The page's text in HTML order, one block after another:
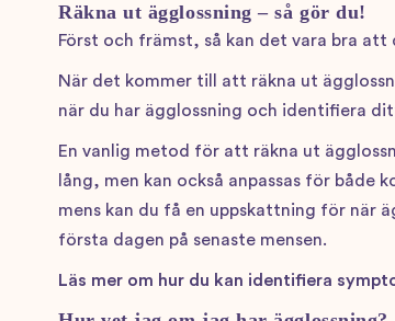
Räkna ut ägglossning–så gör du!
Först och främst, så kan det vara bra
När det kommer till att räkna ut
när du har ägglossning och identifiera
En vanlig metod för att räkna ut
lång, men kan också anpassas för
mens kan du få en uppskattning för när
första dagen på senaste mensen.
Läs mer om hur du kan identifiera